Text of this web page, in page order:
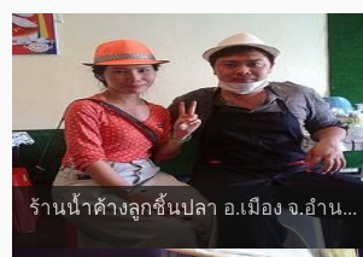
ร้านน้ำค้างลูกชิ้นปลา อ.เมือง จ.อำน...